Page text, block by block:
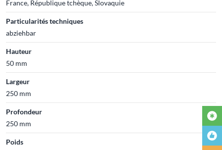
France, République tchèque, Slovaquie
Particularités techniques
abziehbar
Hauteur
50 mm
Largeur
250 mm
Profondeur
250 mm
Poids